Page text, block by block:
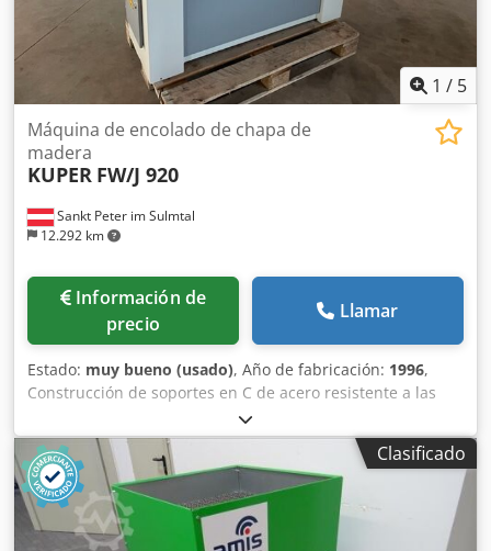
1 / 5
Sankt Peter im Sulmtal
12.292 km
Máquina de encolado de chapa de
madera
KUPER FW/J 920
Información de
precio
Llamar
Estado: muy bueno (usado), Año de fabricación: 1996,
Construcción de soportes en C de acero resistente a las
torsiones Sistema de calefacción estándar Sistema de
discos de fricción con compensación de tolerancia para
diferentes espesores de chapa Regulación de la potencia
de calefacción en estado de reposo y durante el
funcionamiento Rodillo de corte de hilo Distancia entre
soportes: 920 mm Cjdpeg Nn E Nefx Apcerf Avance: aprox.
Clasificado